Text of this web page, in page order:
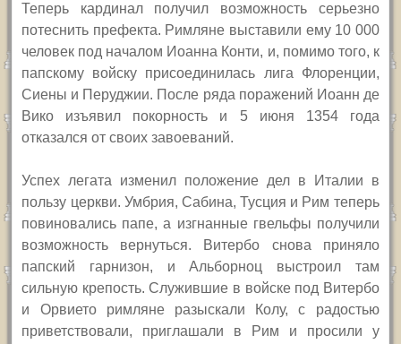
Теперь кардинал получил возможность серьезно
потеснить префекта. Римляне выставили ему 10 000
человек под началом Иоанна Конти, и, помимо того, к
папскому войску присоединилась лига Флоренции,
Сиены и Перуджии. После ряда поражений Иоанн де
Вико изъявил покорность и 5 июня 1354 года
отказался от своих завоеваний.
Успех легата изменил положение дел в Италии в
пользу церкви. Умбрия, Сабина, Тусция и Рим теперь
повиновались папе, а изгнанные гвельфы получили
возможность вернуться. Витербо снова приняло
папский гарнизон, и Альборноц выстроил там
сильную крепость. Служившие в войске под Витербо
и Орвието римляне разыскали Колу, с радостью
приветствовали, приглашали в Рим и просили у